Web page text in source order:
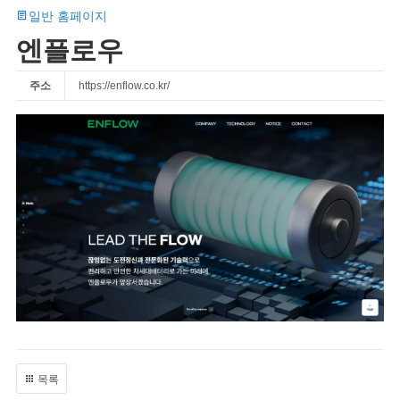
일반 홈페이지
엔플로우
주소 https://enflow.co.kr/
목록